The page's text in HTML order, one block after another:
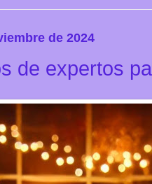
de 2024
de expertos